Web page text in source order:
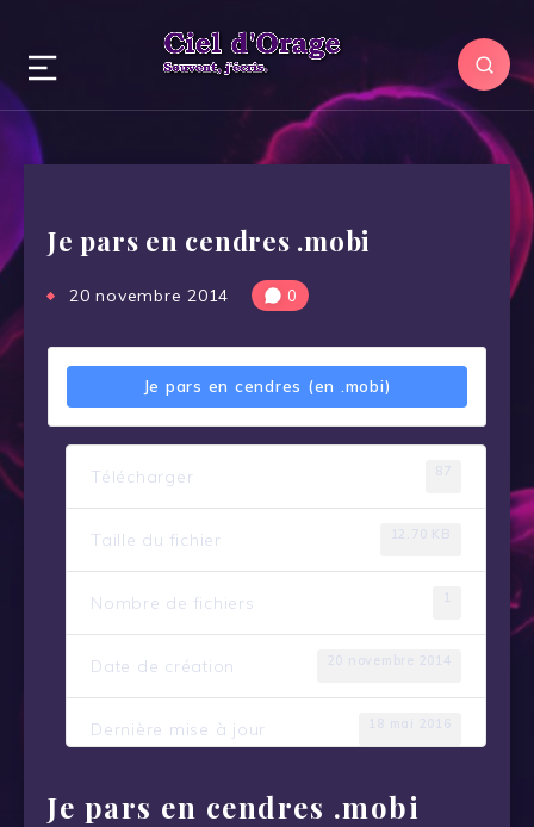
Je pars en cendres .mobi
20 novembre 2014 0
Je pars en cendres (en .mobi)
Télécharger 87
Taille du fichier 12.70 KB
Nombre de fichiers 1
Date de création 20 novembre 2014
Dernière mise à jour 18 mai 2016
Je pars en cendres .mobi